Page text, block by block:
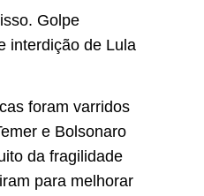
Golpe
interdição de Lula
foram varridos
e Bolsonaro
da fragilidade
para melhorar